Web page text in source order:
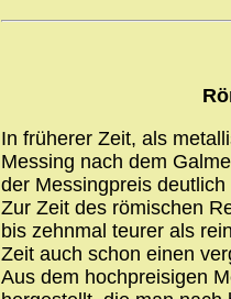
In früherer Zeit, als
Messing nach dem
der Messingpreis
Zur Zeit des römischen
bis zehnmal teurer als
Zeit auch schon einen
Aus dem hochpreisigen